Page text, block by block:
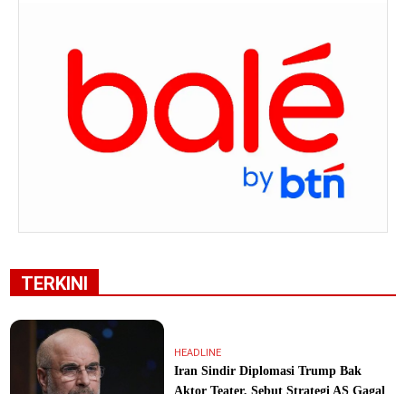
TERKINI
HEADLINE
Iran Sindir Diplomasi Trump Bak
Aktor Teater, Sebut Strategi AS Gagal